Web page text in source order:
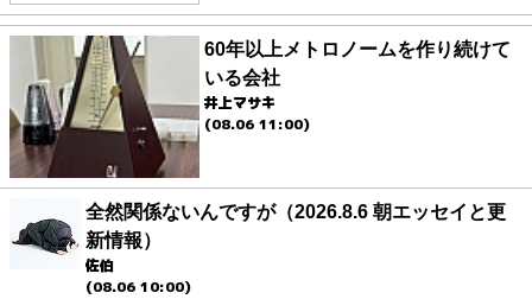
60年以上メトロノームを作り続けて
いる会社
井上マサキ
(08.06 11:00)
全然関係ないんですが（2026.8.6 朝エッセイと更
新情報）
佐伯
(08.06 10:00)